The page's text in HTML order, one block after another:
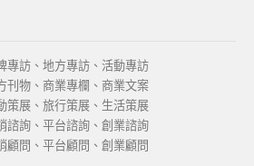
專訪、地方專訪、活動專訪
刊物、商業專欄、商業文案
策展、旅行策展、生活策展
諮詢、平台諮詢、創業諮詢
顧問、平台顧問、創業顧問